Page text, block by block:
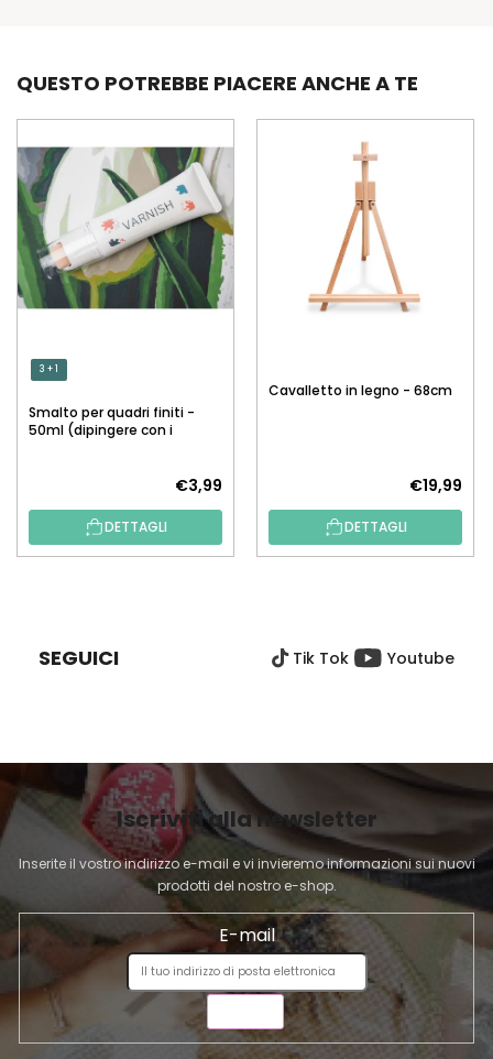
QUESTO POTREBBE PIACERE ANCHE A TE
3 + 1
Smalto per quadri finiti -
50ml (dipingere con i
€3,99
DETTAGLI
Cavalletto in legno - 68cm
€19,99
DETTAGLI
G
N
A
SEGUICI Tik Tok Youtube
Iscriviti alla newsletter
Inserite il vostro indirizzo e-mail e vi invieremo informazioni sui nuovi
prodotti del nostro e-shop.
E-mail